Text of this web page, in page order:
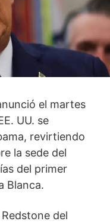
el martes
UU. se
revirtiendo
la sede del
del primer
Blanca.
del